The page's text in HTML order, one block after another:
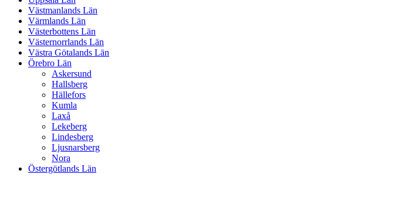
Västmanlands Län
Värmlands Län
Västerbottens Län
Västernorrlands Län
Västra Götalands Län
Örebro Län
Askersund
Hallsberg
Hällefors
Kumla
Laxå
Lekeberg
Lindesberg
Ljusnarsberg
Nora
Östergötlands Län